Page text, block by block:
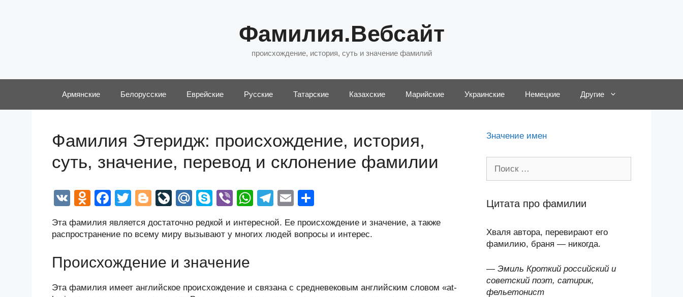
Фамилия.Вебсайт
происхождение, история, суть и значение фамилий
Армянские Белорусские Еврейские Русские Татарские Казахские Марийские Украинские Немецкие Другие
Фамилия Этеридж: происхождение, история,
суть, значение, перевод и склонение фамилии
V
O
n
kl
F
c
b
T
tt
Bl
g
er
Li
e
o
M
.R
S
ky
p
Vi
er
W
at
T
el
e
E
ail р
Эта фамилия является достаточно редкой и интересной. Ее происхождение и значение, а также
распространение по всему миру вызывают у многих людей вопросы и интерес.
Происхождение и значение
Эта фамилия имеет английское происхождение и связана с средневековым английским словом «at-
Значение имен
Цитата про фамилии
Хваля автора, перевирают его
фамилию, браня — никогда.
— Эмиль Кроткий российский и
советский поэт, сатирик,
фельетонист